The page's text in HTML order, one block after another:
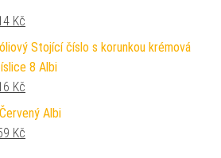
cena byla: 349 Kč.
Kč
Stojící číslo s korunkou krémová
8 Albi
cena byla: 129 Kč.
Kč
Albi
cena byla: 399 Kč.
Kč